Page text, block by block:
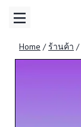
Home / ร้านค้า /